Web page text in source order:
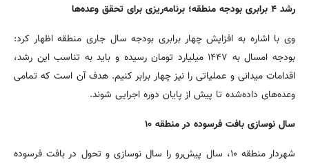
رشد ۴ برابری بودجه منطقه؛ برنامه‌ریزی برای تحقق وعده‌ها
وی با اشاره به افزایش چهار برابری بودجه سال جاری منطقه اظهار کرد:
بودجه امسال به ۱۴۴۷ میلیارد تومان رسیده و باید به تناسب این رشد،
اقدامات میدانی و عملیاتی را نیز چهار برابر کنیم. هدف آن است که تمامی
وعده‌های داده‌شده تا پیش از پایان دوره اجرایی شوند.
سال نوسازی بافت فرسوده در منطقه ۱۰
شهردار منطقه ۱۰، سال پیش‌رو را سال نوسازی و تحول در بافت فرسوده